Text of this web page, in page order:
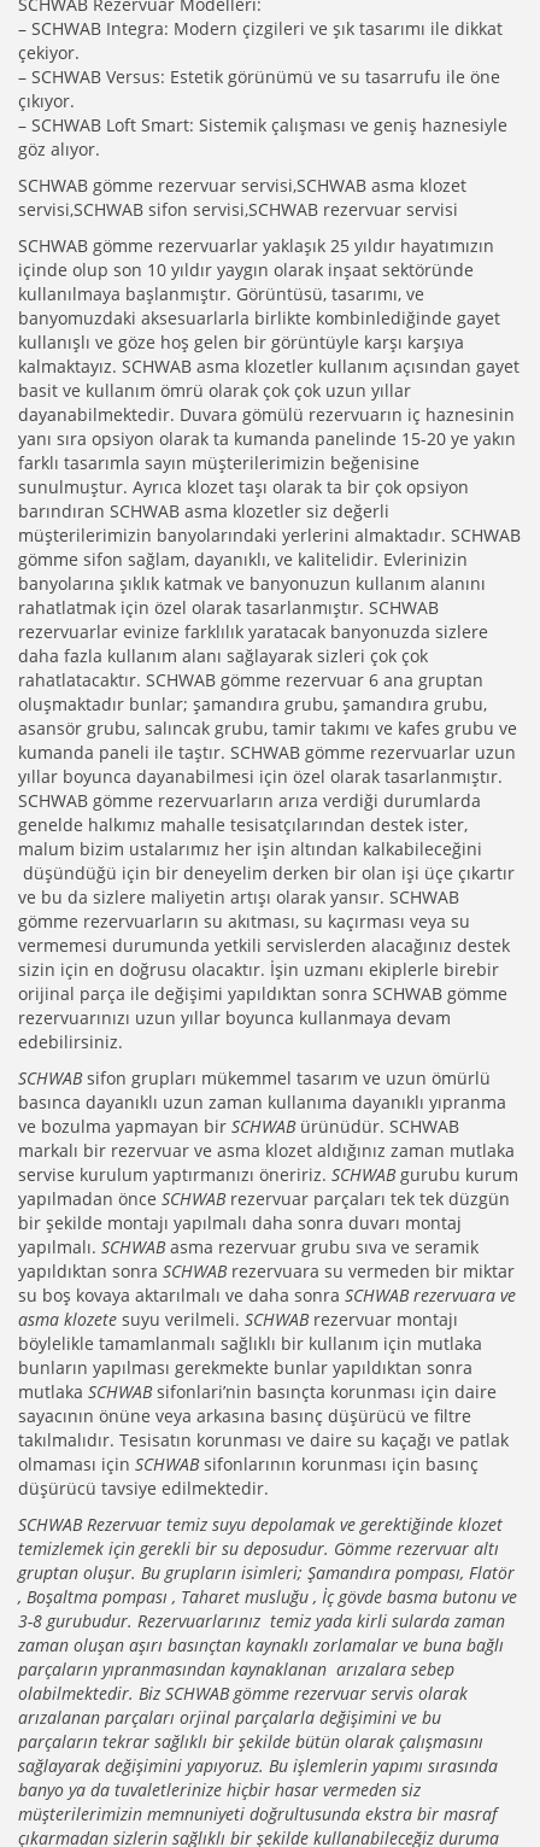
– SCHWAB Integra: Modern çizgileri ve şık tasarımı ile dikkat
çekiyor.
– SCHWAB Versus: Estetik görünümü ve su tasarrufu ile öne
çıkıyor.
– SCHWAB Loft Smart: Sistemik çalışması ve geniş haznesiyle
göz alıyor.
SCHWAB gömme rezervuar servisi,SCHWAB asma klozet
servisi,SCHWAB sifon servisi,SCHWAB rezervuar servisi
SCHWAB gömme rezervuarlar yaklaşık 25 yıldır hayatımızın
içinde olup son 10 yıldır yaygın olarak inşaat sektöründe
kullanılmaya başlanmıştır. Görüntüsü, tasarımı, ve
banyomuzdaki aksesuarlarla birlikte kombinlediğinde gayet
kullanışlı ve göze hoş gelen bir görüntüyle karşı karşıya
kalmaktayız. SCHWAB asma klozetler kullanım açısından gayet
basit ve kullanım ömrü olarak çok çok uzun yıllar
dayanabilmektedir. Duvara gömülü rezervuarın iç haznesinin
yanı sıra opsiyon olarak ta kumanda panelinde 15-20 ye yakın
farklı tasarımla sayın müşterilerimizin beğenisine
sunulmuştur. Ayrıca klozet taşı olarak ta bir çok opsiyon
barındıran SCHWAB asma klozetler siz değerli
müşterilerimizin banyolarındaki yerlerini almaktadır. SCHWAB
gömme sifon sağlam, dayanıklı, ve kalitelidir. Evlerinizin
banyolarına şıklık katmak ve banyonuzun kullanım alanını
rahatlatmak için özel olarak tasarlanmıştır. SCHWAB
rezervuarlar evinize farklılık yaratacak banyonuzda sizlere
daha fazla kullanım alanı sağlayarak sizleri çok çok
rahatlatacaktır. SCHWAB gömme rezervuar 6 ana gruptan
oluşmaktadır bunlar; şamandıra grubu, şamandıra grubu,
asansör grubu, salıncak grubu, tamir takımı ve kafes grubu ve
kumanda paneli ile taştır. SCHWAB gömme rezervuarlar uzun
yıllar boyunca dayanabilmesi için özel olarak tasarlanmıştır.
SCHWAB gömme rezervuarların arıza verdiği durumlarda
genelde halkımız mahalle tesisatçılarından destek ister,
malum bizim ustalarımız her işin altından kalkabileceğini
düşündüğü için bir deneyelim derken bir olan işi üçe çıkartır
ve bu da sizlere maliyetin artışı olarak yansır. SCHWAB
gömme rezervuarların su akıtması, su kaçırması veya su
vermemesi durumunda yetkili servislerden alacağınız destek
sizin için en doğrusu olacaktır. İşin uzmanı ekiplerle birebir
orijinal parça ile değişimi yapıldıktan sonra SCHWAB gömme
rezervuarınızı uzun yıllar boyunca kullanmaya devam
edebilirsiniz.
SCHWABsifon grupları mükemmel tasarım ve uzun ömürlü
basınca dayanıklı uzun zaman kullanıma dayanıklı yıpranma
ve bozulma yapmayan bir SCHWAB ürünüdür. SCHWAB
markalı bir rezervuar ve asma klozet aldığınız zaman mutlaka
servise kurulum yaptırmanızı öneririz. SCHWABgurubu kurum
yapılmadan önce SCHWAB rezervuar parçaları tek tek düzgün
bir şekilde montajı yapılmalı daha sonra duvarı montaj
yapılmalı. SCHWABasma rezervuar grubu sıva ve seramik
yapıldıktan sonra SCHWAB rezervuara su vermeden bir miktar
su boş kovaya aktarılmalı ve daha sonra SCHWAB rezervuara ve
asma klozete suyu verilmeli. SCHWAB rezervuar montajı
böylelikle tamamlanmalı sağlıklı bir kullanım için mutlaka
bunların yapılması gerekmekte bunlar yapıldıktan sonra
mutlaka SCHWABsifonlari’nin basınçta korunması için daire
sayacının önüne veya arkasına basınç düşürücü ve filtre
takılmalıdır. Tesisatın korunması ve daire su kaçağı ve patlak
olmaması için SCHWABsifonlarının korunması için basınç
düşürücü tavsiye edilmektedir.
SCHWAB Rezervuar temiz suyu depolamak ve gerektiğinde klozet
temizlemek için gerekli bir su deposudur. Gömme rezervuar altı
gruptan oluşur. Bu grupların isimleri; Şamandıra pompası, Flatör
, Boşaltma pompası , Taharet musluğu , İç gövde basma butonu ve
3-8 gurubudur. Rezervuarlarınız temiz yada kirli sularda zaman
zaman oluşan aşırı basınçtan kaynaklı zorlamalar ve buna bağlı
parçaların yıpranmasından kaynaklanan arızalara sebep
olabilmektedir. Biz SCHWAB gömme rezervuar servis olarak
arızalanan parçaları orjinal parçalarla değişimini ve bu
parçaların tekrar sağlıklı bir şekilde bütün olarak çalışmasını
sağlayarak değişimini yapıyoruz. Bu işlemlerin yapımı sırasında
banyo ya da tuvaletlerinize hiçbir hasar vermeden siz
müşterilerimizin memnuniyeti doğrultusunda ekstra bir masraf
çıkarmadan sizlerin sağlıklı bir şekilde kullanabileceğiz duruma